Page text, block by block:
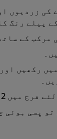
کی زردیوں
پیلے رنگ
کے ساتھ
تک رکھیں۔
پِسی ہوئی